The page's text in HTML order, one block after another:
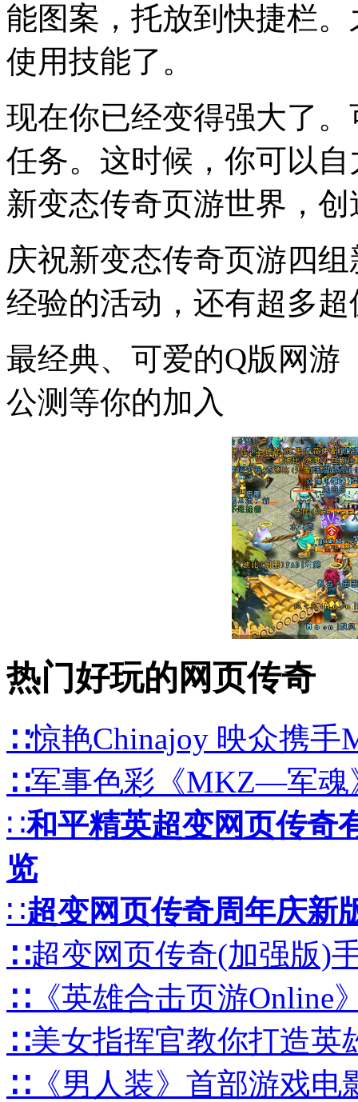
能图案，托放到快捷栏
使用技能了。
现在你已经变得强大了
任务。这时候，你可以
新变态传奇页游世界，
庆祝新变态传奇页游四
经验的活动，还有超多
最经典、可爱的Q版网游
公测等你的加入
热门好玩的网页传奇
∷惊艳Chinajoy 映众携手
∷军事色彩《MKZ—军魂
∷和平精英超变网页传奇
览
∷超变网页传奇周年庆新
∷超变网页传奇(加强版)
∷《英雄合击页游Online
∷美女指挥官教你打造英
∷《男人装》首部游戏电